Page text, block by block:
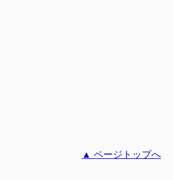
▲ ページトップへ